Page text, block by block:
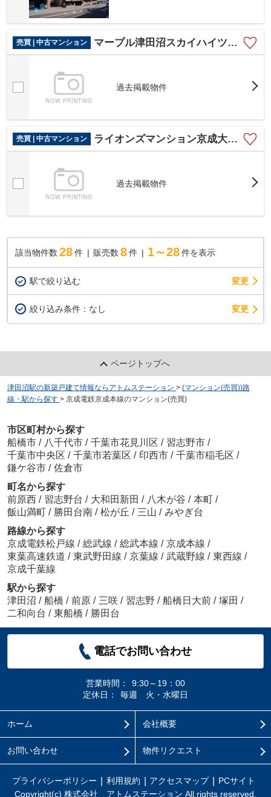
売買 | 中古マンション マープル津田沼スカイハイツB棟
過去掲載物件
売買 | 中古マンション ライオンズマンション京成大久保
過去掲載物件
該当物件数 28件 販売数 8 件 1～28 件を表示
駅で絞り込む 変更
絞り込み条件： なし 変更
ページトップへ
津田沼駅の新築戸建て情報ならアトムステーション > (マンション(売買))路
線・駅から探す > 京成電鉄京成本線のマンション(売買)
市区町村から探す
船橋市 / 八千代市 / 千葉市花見川区 / 習志野市 /
千葉市中央区 / 千葉市若葉区 / 印西市 / 千葉市稲毛区 /
鎌ケ谷市 / 佐倉市
町名から探す
前原西 / 習志野台 / 大和田新田 / 八木が谷 / 本町 /
飯山満町 / 勝田台南 / 松が丘 / 三山 / みやぎ台
路線から探す
京成電鉄松戸線 / 総武線 / 総武本線 / 京成本線 /
東葉高速鉄道 / 東武野田線 / 京葉線 / 武蔵野線 / 東西線 /
京成千葉線
駅から探す
津田沼 / 船橋 / 前原 / 三咲 / 習志野 / 船橋日大前 / 塚田 /
二和向台 / 東船橋 / 勝田台
電話でお問い合わせ
営業時間：
9:30～19：00
定休日：
毎週 火・水曜日
ホーム 会社概要
お問い合わせ 物件リクエスト
プライバシーポリシー 利用規約 アクセスマップ
PCサイト
Copyright(c) 株式会社 アトムステーション All rights reserved.